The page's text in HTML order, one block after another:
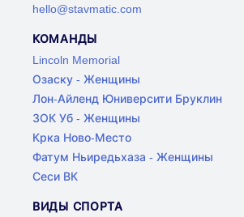
hello@stavmatic.com
КОМАНДЫ
Lincoln Memorial
Озаску - Женщины
Лон-Айленд Юниверсити Бруклин
ЗОК Уб - Женщины
Крка Ново-Место
Фатум Ньиредьхаза - Женщины
Сеси ВК
ВИДЫ СПОРТА